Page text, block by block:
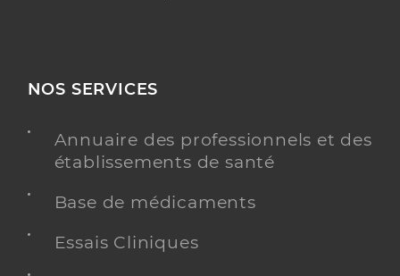
NOS SERVICES
Annuaire des professionnels et des
établissements de santé
Base de médicaments
Essais Cliniques